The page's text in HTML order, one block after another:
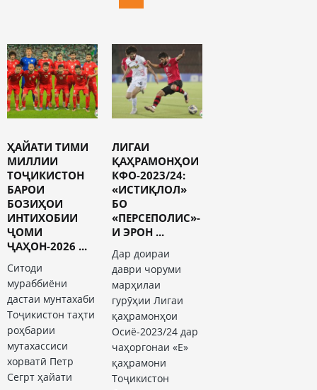
ҲАЙАТИ ТИМИ
МИЛЛИИ
ТОҶИКИСТОН
БАРОИ
БОЗИҲОИ
ИНТИХОБИИ
ҶОМИ
ҶАҲОН-2026 ...
Ситоди
мураббиёни
дастаи мунтахаби
Тоҷикистон таҳти
роҳбарии
мутахассиси
хорватӣ Петр
Сегрт ҳайати
ЛИГАИ
ҚАҲРАМОНҲОИ
КФО-2023/24:
«ИСТИҚЛОЛ»
БО
«ПЕРСЕПОЛИС»-
И ЭРОН ...
Дар доираи
даври чоруми
марҳилаи
гурӯҳии Лигаи
қаҳрамонҳои
Осиё-2023/24 дар
чаҳоргонаи «Е»
қаҳрамони
Тоҷикистон